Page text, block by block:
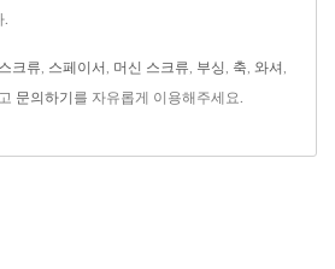
크류 스페이서 머신 스크류 부싱 축 와셔
문의하기 를 자유롭게 이용해주세요.